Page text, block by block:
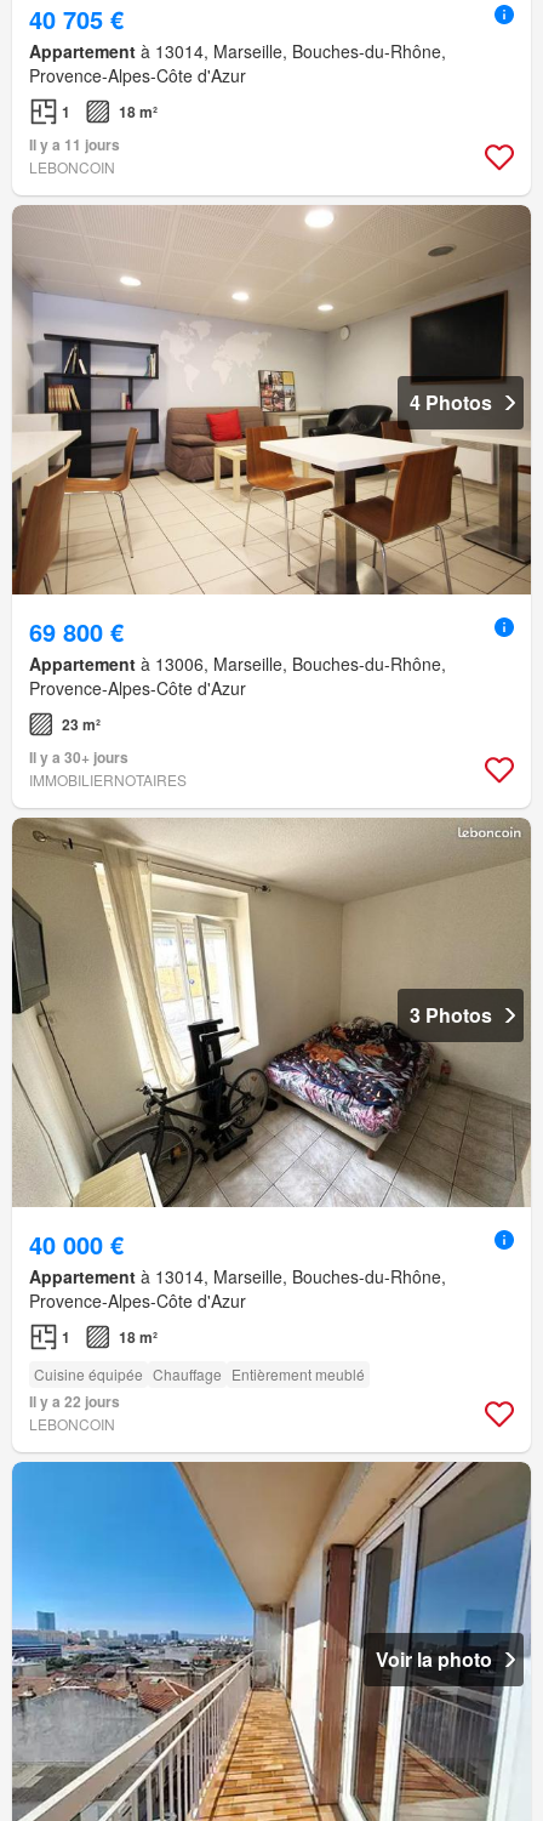
40 705 €
Appartement à 13014, Marseille, Bouches-du-Rhône,
Provence-Alpes-Côte d'Azur
1
18 m²
Il y a 11 jours
LEBONCOIN
4 Photos
69 800 €
Appartement à 13006, Marseille, Bouches-du-Rhône,
Provence-Alpes-Côte d'Azur
23 m²
Il y a 30+ jours
IMMOBILIERNOTAIRES
3 Photos
40 000 €
Appartement à 13014, Marseille, Bouches-du-Rhône,
Provence-Alpes-Côte d'Azur
1 18 m²
Cuisine équipée Chauffage Entièrement meublé
Il y a 22 jours
LEBONCOIN
Voir la photo